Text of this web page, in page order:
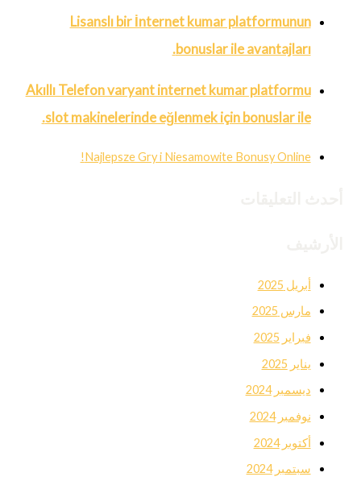
Lisanslı bir İnternet kumar platformunun
bonuslar ile avantajları.
Akıllı Telefon varyant internet kumar platformu
slot makinelerinde eğlenmek için bonuslar ile.
Najlepsze Gry i Niesamowite Bonusy Online!
أبريل 2025
مارس 2025
فبراير 2025
يناير 2025
ديسمبر 2024
نوفمبر 2024
أكتوبر 2024
سبتمبر 2024